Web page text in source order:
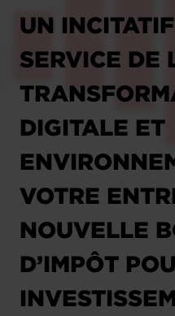
UN
SERVICE DE
DIGITALE ET
VOTRE
NOUVELLE
D’IMPÔT